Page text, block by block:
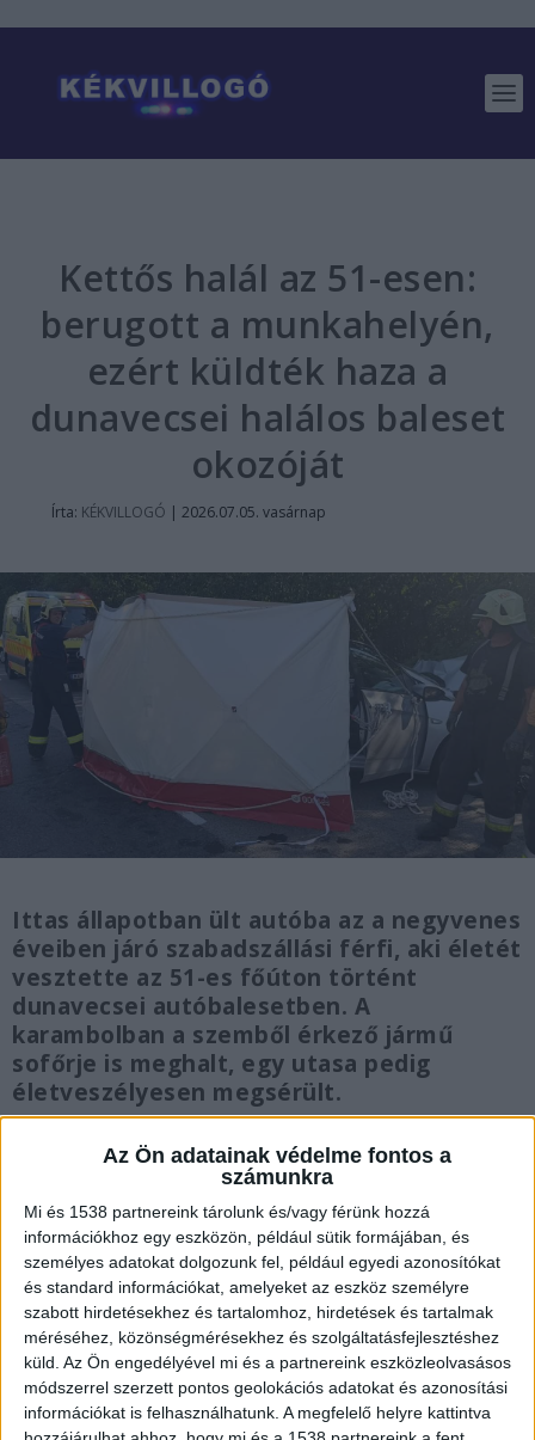
Az Ön adatainak védelme fontos a
számunkra
Mi és 1538 partnereink tárolunk és/vagy férünk hozzá
információkhoz egy eszközön, például sütik formájában, és
személyes adatokat dolgozunk fel, például egyedi azonosítókat
és standard információkat, amelyeket az eszköz személyre
szabott hirdetésekhez és tartalomhoz, hirdetések és tartalmak
méréséhez, közönségmérésekhez és szolgáltatásfejlesztéshez
küld. Az Ön engedélyével mi és a partnereink eszközleolvasásos
módszerrel szerzett pontos geolokációs adatokat és azonosítási
információkat is felhasználhatunk. A megfelelő helyre kattintva
Kettős halál az 51-esen:
berugott a munkahelyén,
ezért küldték haza a
dunavecsei halálos baleset
okozóját
Írta: KÉKVILLOGÓ | 2026.07.05. vasárnap
Ittas állapotban ült autóba az a negyvenes
éveiben járó szabadszállási férfi, aki életét
vesztette az 51-es főúton történt
dunavecsei autóbalesetben. A
karambolban a szemből érkező jármű
sofőrje is meghalt, egy utasa pedig
életveszélyesen megsérült.
Frontális ütközés
A riasztás 2026. július 3-án, 16 óra 29 perckor
érkezett a katasztrófavédelemhez és a
mentőszolgálathoz: az 51-es főút 69-es
kilométerszelvényében, Szalkszentmárton és
Dunavecse között két személyautó ütközött